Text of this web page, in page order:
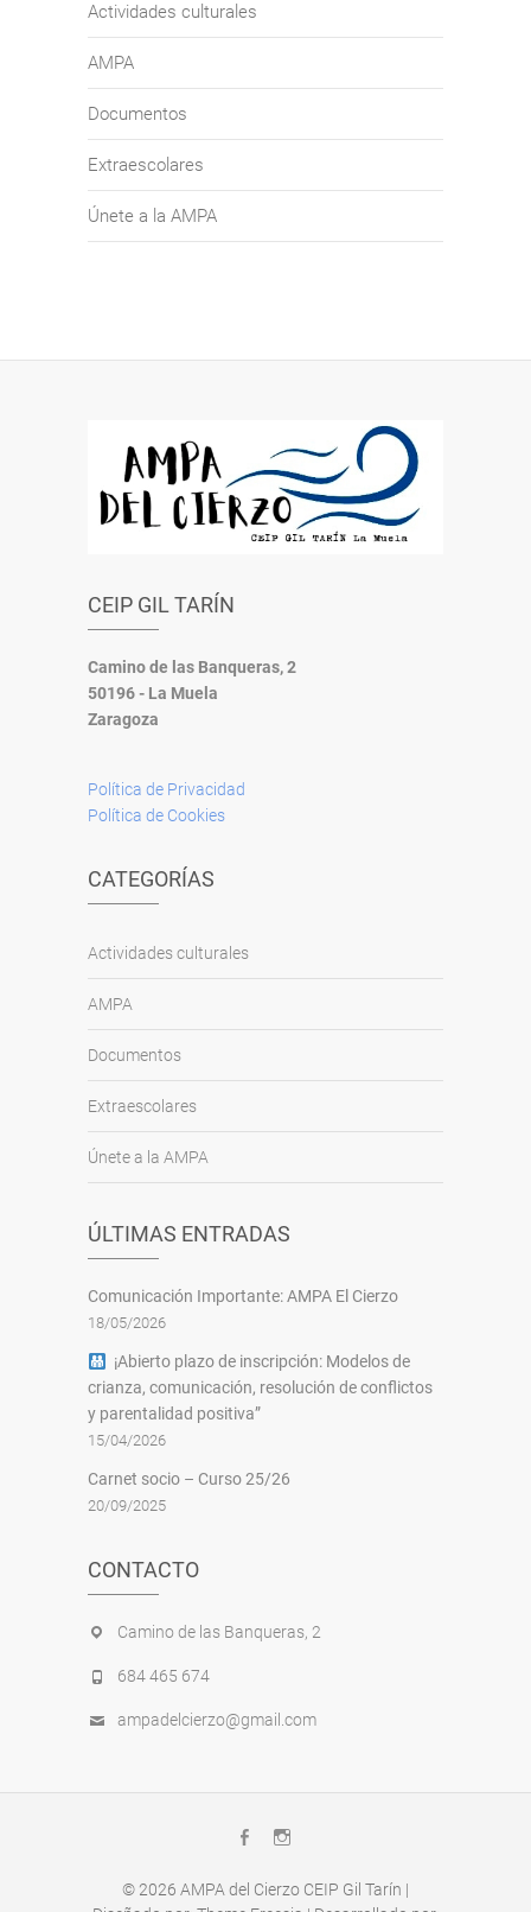
Actividades culturales
AMPA
Documentos
Extraescolares
Únete a la AMPA
CEIP GIL TARÍN
Camino de las Banqueras, 2
50196 - La Muela
Zaragoza
Política de Privacidad
Política de Cookies
CATEGORÍAS
Actividades culturales
AMPA
Documentos
Extraescolares
Únete a la AMPA
ÚLTIMAS ENTRADAS
Comunicación Importante: AMPA El Cierzo
18/05/2026
¡Abierto plazo de inscripción: Modelos de
crianza, comunicación, resolución de conflictos
y parentalidad positiva”
15/04/2026
Carnet socio – Curso 25/26
20/09/2025
CONTACTO
Camino de las Banqueras, 2
684 465 674
ampadelcierzo@gmail.com
FacebookInstagram
© 2026 AMPA del Cierzo CEIP Gil Tarín |